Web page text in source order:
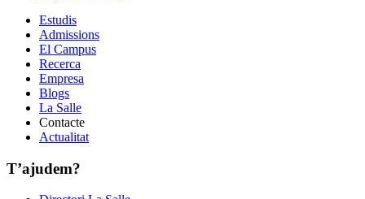
Estudis
Admissions
El Campus
Recerca
Empresa
Blogs
La Salle
Contacte
Actualitat
T’ajudem?